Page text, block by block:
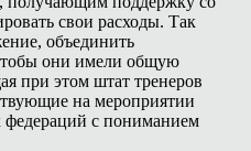
свои расходы. Так
объединить
они имели общую
при этом штат тренеров
на мероприятии
федераций с пониманием